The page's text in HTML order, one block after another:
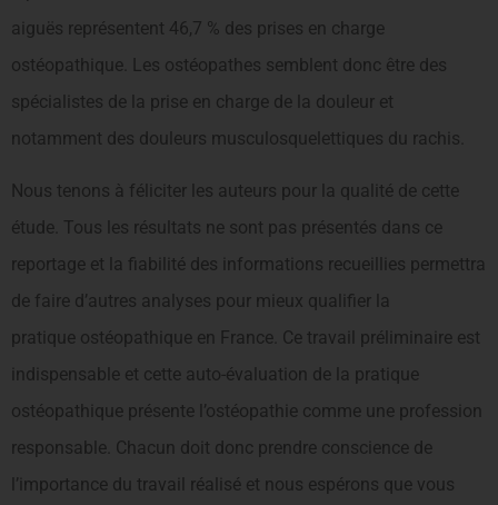
aiguës représentent 46,7 % des prises en charge
ostéopathique. Les ostéopathes semblent donc être des
spécialistes de la prise en charge de la douleur et
notamment des douleurs musculosquelettiques du rachis.
Nous tenons à féliciter les auteurs pour la qualité de cette
étude. Tous les résultats ne sont pas présentés dans ce
reportage et la fiabilité des informations recueillies permettra
de faire d’autres analyses pour mieux qualifier la
pratique ostéopathique en France. Ce travail préliminaire est
indispensable et cette auto-évaluation de la pratique
ostéopathique présente l’ostéopathie comme une profession
responsable. Chacun doit donc prendre conscience de
l’importance du travail réalisé et nous espérons que vous